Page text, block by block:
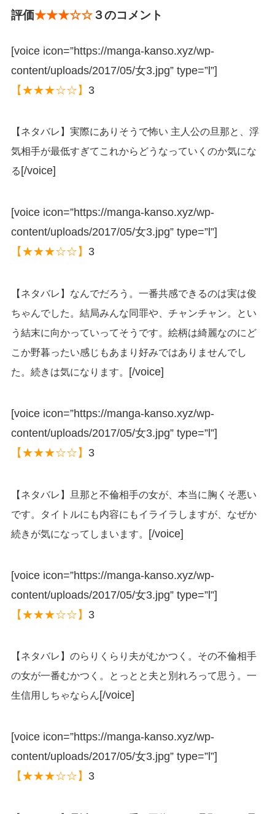
評価★★★☆☆３のコメント
[voice icon=”https://manga-kanso.xyz/wp-
content/uploads/2017/05/女3.jpg” type=”l”]
【★★★☆☆】 3
【ネタバレ】実際にありそうで怖い 主人公の旦那と、浮
気相手が最低すぎてこれからどうなっていくのか気にな
る [/voice]
[voice icon=”https://manga-kanso.xyz/wp-
content/uploads/2017/05/女3.jpg” type=”l”]
【★★★☆☆】 3
【ネタバレ】なんでだろう。一番共感できるのは実は俊
ちゃんでした。結局みんな同罪や、チャンチャン。とい
う結末に向かっていってそうです。絵柄は綺麗なのにど
こか野暮ったい感じもあまり好みではありませんでし
た。続きは気になります。
[/voice]
[voice icon=”https://manga-kanso.xyz/wp-
content/uploads/2017/05/女3.jpg” type=”l”]
【★★★☆☆】 3
【ネタバレ】旦那と不倫相手の女が、本当に胸くそ悪い
です。タイトルにも内容にもイライラしますが、なぜか
続きが気になってしまいます。 [/voice]
[voice icon=”https://manga-kanso.xyz/wp-
content/uploads/2017/05/女3.jpg” type=”l”]
【★★★☆☆】 3
【ネタバレ】のらりくらり夫がむかつく。その不倫相手
の女が一番むかつく。とっとと夫と別れろって思う。一
生信用しちゃならん[/voice]
[voice icon=”https://manga-kanso.xyz/wp-
content/uploads/2017/05/女3.jpg” type=”l”]
【★★★☆☆】 3